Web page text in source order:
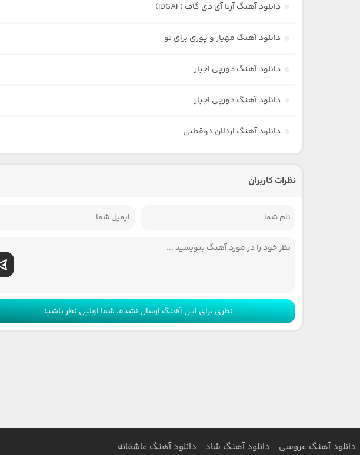
دانلود آهنگ آرتا آی دی گاف (IDGAF)
دانلود آهنگ مهیار و پوری برای تو
دانلود آهنگ دورچی اجبار
دانلود آهنگ دورچی اجبار
دانلود آهنگ اردلان دوقطبی
نظرات کاربران
نظری برای این آهنگ ارسال نشده، شما اولین نظر باشید
دانلود آهنگ عروسی دانلود آهنگ شاد دانلود آهنگ عاشقانه